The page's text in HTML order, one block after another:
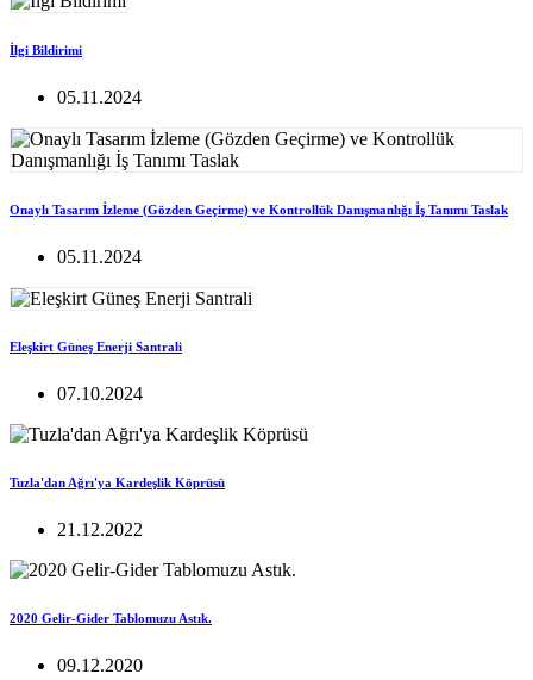
İlgi Bildirimi
05.11.2024
Onaylı Tasarım İzleme (Gözden Geçirme) ve Kontrollük Danışmanlığı İş Tanımı Taslak
05.11.2024
Eleşkirt Güneş Enerji Santrali
07.10.2024
Tuzla'dan Ağrı'ya Kardeşlik Köprüsü
21.12.2022
2020 Gelir-Gider Tablomuzu Astık.
09.12.2020